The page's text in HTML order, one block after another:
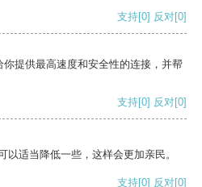
支持[0] 反对[0]
提供最高速度和安全性的连接，并帮
支持[0] 反对[0]
以适当降低一些，这样会更加亲民。
支持[0] 反对[0]